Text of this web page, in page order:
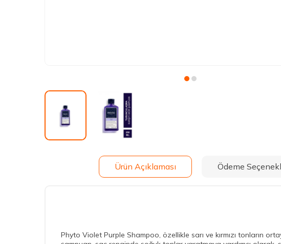
Ürün Açıklaması Ödeme
Phyto Violet Purple Shampoo, özellikle sarı ve kırmızı tonların